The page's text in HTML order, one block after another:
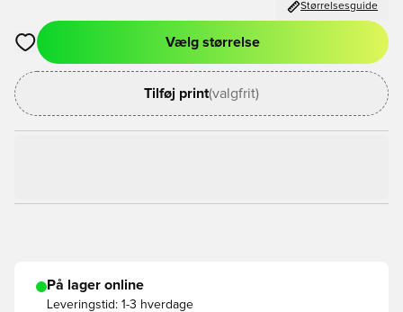
Størrelsesguide
Åbner en Modal til at logge ind eller tilmelde dig som medlem
Vælg størrelse
Tilføj print(valgfrit)
På lager online
Leveringstid: 1-3 hverdage